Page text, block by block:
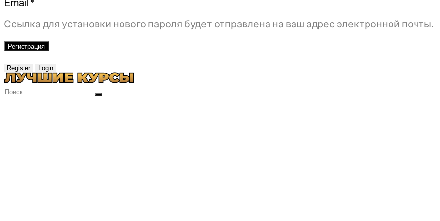
Email *Обязательно
Ссылка для установки нового пароля будет отправлена ​​на ваш адрес электронной почты.
Регистрация
Register Login